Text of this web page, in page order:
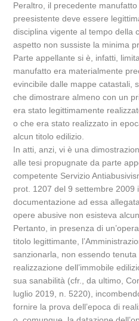
Peraltro, il precedente
preesistente deve essere
disciplina vigente al tempo della
aspetto non sussiste la minima
Parte appellante si è, infatti,
manufatto era materialmente
evincibile dalle mappe catastali,
che dimostrare almeno con un
era stato legittimamente
o che era stato realizzato in
alcun titolo edilizio.
In atti, anzi, vi è una
alle tesi propugnate da parte
competente Servizio
prot. 1207 del 9 settembre 2009
documentazione ad essa
opere abusive non esisteva
Pertanto, in presenza di
titolo legittimante,
sanzionarla, non essendo
realizzazione dell’immobile
sua sanabilità (cfr., da ultimo,
luglio 2019, n. 5220),
fornire la prova dell’epoca di